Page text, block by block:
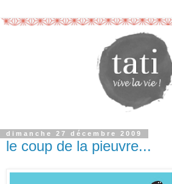
dimanche 27 décembre 2009
le coup de la pieuvre...